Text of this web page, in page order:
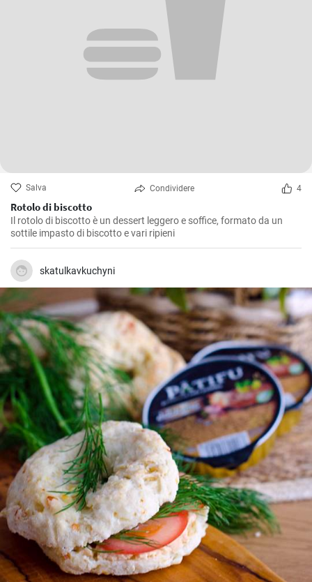
Salva Condividere 4
Rotolo di biscotto
Il rotolo di biscotto è un dessert leggero e soffice, formato da un
sottile impasto di biscotto e vari ripieni
skatulkavkuchyni